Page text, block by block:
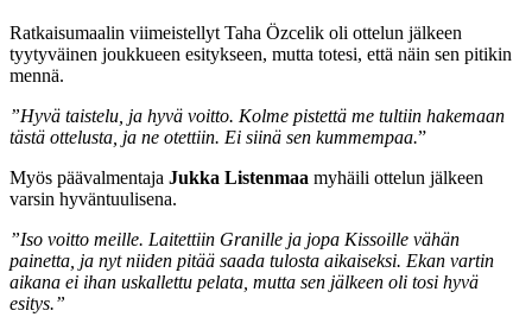
Ratkaisumaalin viimeistellyt Taha Özcelik oli ottelun jälkeen
tyytyväinen joukkueen esitykseen, mutta totesi, että näin sen pitikin
mennä.
”Hyvä taistelu, ja hyvä voitto. Kolme pistettä me tultiin hakemaan
tästä ottelusta, ja ne otettiin. Ei siinä sen kummempaa.”
Myös päävalmentaja Jukka Listenmaa myhäili ottelun jälkeen
varsin hyväntuulisena.
”Iso voitto meille. Laitettiin Granille ja jopa Kissoille vähän
painetta, ja nyt niiden pitää saada tulosta aikaiseksi. Ekan vartin
aikana ei ihan uskallettu pelata, mutta sen jälkeen oli tosi hyvä
esitys.”